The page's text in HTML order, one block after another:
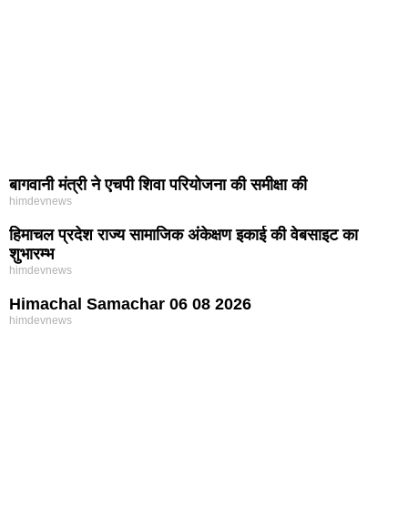
बागवानी मंत्री ने एचपी शिवा परियोजना की समीक्षा की
himdevnews
हिमाचल प्रदेश राज्य सामाजिक अंकेक्षण इकाई की वेबसाइट का
शुभारम्भ
himdevnews
Himachal Samachar 06 08 2026
himdevnews